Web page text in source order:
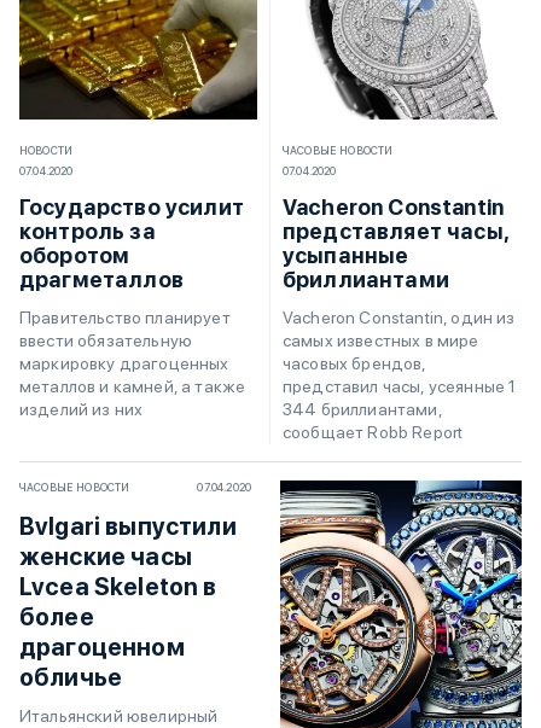
НОВОСТИ
07.04.2020
Государство усилит
контроль за
оборотом
драгметаллов
Правительство планирует
ввести обязательную
маркировку драгоценных
металлов и камней, а также
изделий из них
ЧАСОВЫЕ НОВОСТИ
07.04.2020
Vacheron Constantin
представляет часы,
усыпанные
бриллиантами
Vacheron Constantin, один из
самых известных в мире
часовых брендов,
представил часы, усеянные 1
344 бриллиантами,
сообщает Robb Report
ЧАСОВЫЕ НОВОСТИ 07.04.2020
Bvlgari выпустили
женские часы
Lvcea Skeleton в
более
драгоценном
обличье
Итальянский ювелирный